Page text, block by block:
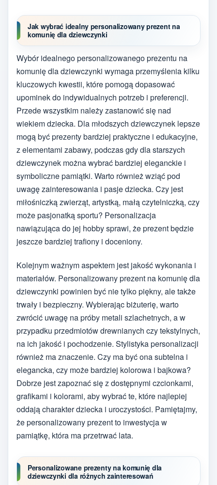
Jak wybrać idealny personalizowany prezent na
komunię dla dziewczynki
Wybór idealnego personalizowanego prezentu na
komunię dla dziewczynki wymaga przemyślenia kilku
kluczowych kwestii, które pomogą dopasować
upominek do indywidualnych potrzeb i preferencji.
Przede wszystkim należy zastanowić się nad
wiekiem dziecka. Dla młodszych dziewczynek lepsze
mogą być prezenty bardziej praktyczne i edukacyjne,
z elementami zabawy, podczas gdy dla starszych
dziewczynek można wybrać bardziej eleganckie i
symboliczne pamiątki. Warto również wziąć pod
uwagę zainteresowania i pasje dziecka. Czy jest
miłośniczką zwierząt, artystką, małą czytelniczką, czy
może pasjonatką sportu? Personalizacja
nawiązująca do jej hobby sprawi, że prezent będzie
jeszcze bardziej trafiony i doceniony.
Kolejnym ważnym aspektem jest jakość wykonania i
materiałów. Personalizowany prezent na komunię dla
dziewczynki powinien być nie tylko piękny, ale także
trwały i bezpieczny. Wybierając biżuterię, warto
zwrócić uwagę na próby metali szlachetnych, a w
przypadku przedmiotów drewnianych czy tekstylnych,
na ich jakość i pochodzenie. Stylistyka personalizacji
również ma znaczenie. Czy ma być ona subtelna i
elegancka, czy może bardziej kolorowa i bajkowa?
Dobrze jest zapoznać się z dostępnymi czcionkami,
grafikami i kolorami, aby wybrać te, które najlepiej
oddają charakter dziecka i uroczystości. Pamiętajmy,
że personalizowany prezent to inwestycja w
pamiątkę, która ma przetrwać lata.
Personalizowane prezenty na komunię dla
dziewczynki dla różnych zainteresowań